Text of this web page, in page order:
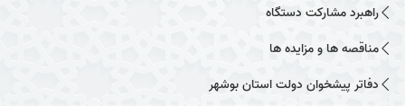
راهبرد مشارکت دستگاه
مناقصه ها و مزایده ها
دفاتر پیشخوان دولت استان بوشهر